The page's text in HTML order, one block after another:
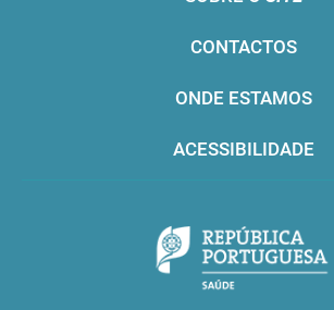
CONTACTOS
ONDE ESTAMOS
ACESSIBILIDADE